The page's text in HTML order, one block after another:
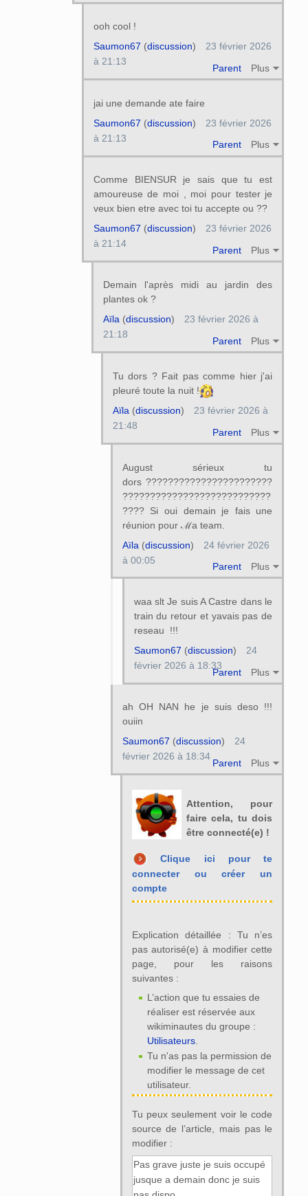
ooh cool !
Parent Plus
Saumon67 (discussion)
23 février 2026
à 21:13
jai une demande ate faire
Parent Plus
Saumon67 (discussion)
23 février 2026
à 21:13
Comme BIENSUR je sais que tu est
amoureuse de moi , moi pour tester je
veux bien etre avec toi tu accepte ou ??
Parent Plus
Saumon67 (discussion)
23 février 2026
à 21:14
Demain l'après midi au jardin des
plantes ok ?
Parent Plus
Aïla(discussion)
23 février 2026 à
21:18
Tu dors ? Fait pas comme hier j'ai
pleuré toute la nuit !
Parent Plus
Aïla (discussion)
23 février 2026 à
21:48
August sérieux tu
dors ???????????????????????
???????????????????????????
???? Si oui demain je fais une
réunion pour ℳa team.
Parent Plus
Aïla (discussion)
24 février 2026
à 00:05
waa slt Je suis A Castre dans le
train du retour et yavais pas de
reseau !!!
Parent Plus
Saumon67 (discussion)
24
février 2026 à 18:33
ah OH NAN he je suis deso !!!
ouiin
Parent Plus
Saumon67 (discussion)
24
février 2026 à 18:34
Attention, pour
faire cela, tu dois
être connecté(e) !
Clique ici pour te
connecter ou créer un
compte
Explication détaillée : Tu n’es
pas autorisé(e) à modifier cette
page, pour les raisons
suivantes :
L’action que tu essaies de
réaliser est réservée aux
wikiminautes du groupe :
Utilisateurs
Tu n'as pas la permission de
modifier le message de cet
utilisateur.
Tu peux seulement voir le code
source de l’article, mais pas le
modifier :